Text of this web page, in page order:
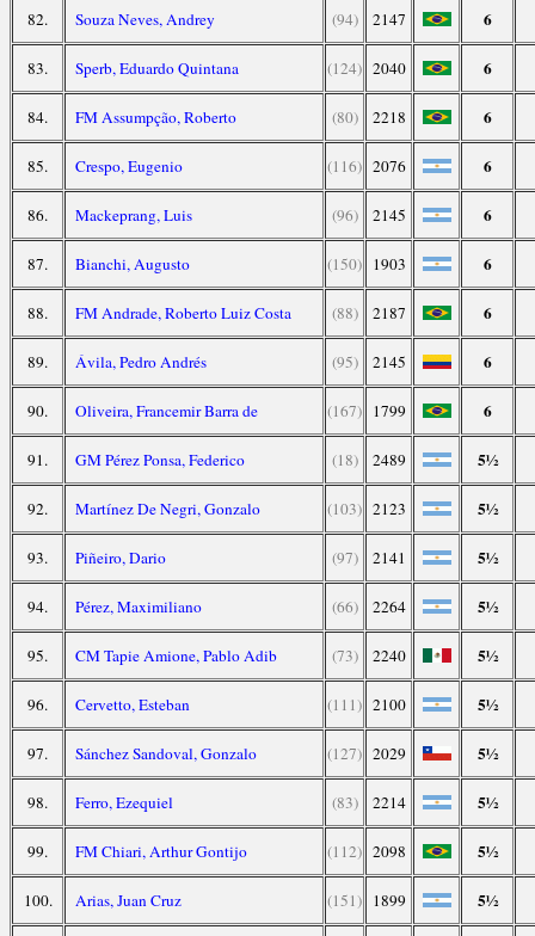
82. Souza Neves, Andrey (94) 2147 6
83. Sperb, Eduardo Quintana (124) 2040 6
84. FM Assumpção, Roberto (80) 2218 6
85. Crespo, Eugenio (116) 2076 6
86. Mackeprang, Luis (96) 2145 6
87. Bianchi, Augusto (150) 1903 6
88. FM Andrade, Roberto Luiz Costa (88) 2187 6
89. Ávila, Pedro Andrés (95) 2145 6
90. Oliveira, Francemir Barra de (167) 1799 6
91. GM Pérez Ponsa, Federico (18) 2489 5½
92. Martínez De Negri, Gonzalo (103) 2123 5½
93. Piñeiro, Dario (97) 2141 5½
94. Pérez, Maximiliano (66) 2264 5½
95. CM Tapie Amione, Pablo Adib (73) 2240 5½
96. Cervetto, Esteban (111) 2100 5½
97. Sánchez Sandoval, Gonzalo (127) 2029 5½
98. Ferro, Ezequiel (83) 2214 5½
99. FM Chiari, Arthur Gontijo (112) 2098 5½
100. Arias, Juan Cruz (151) 1899 5½